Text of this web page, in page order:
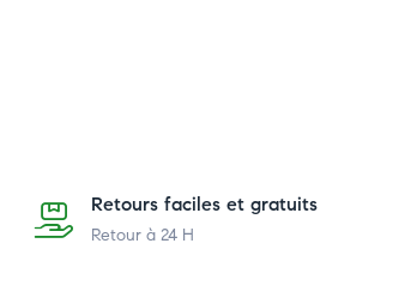
Retours faciles et gratuits
Retour à 24 H